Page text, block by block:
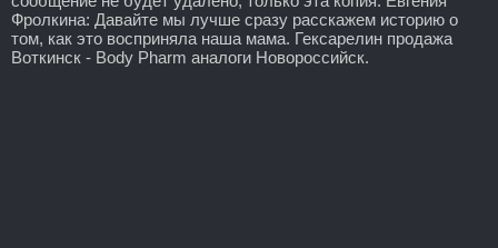
Фролкина: Давайте мы лучше сразу расскажем историю о
том, как это восприняла наша мама. Гексарелин продажа
Воткинск - Body Pharm аналоги Новороссийск.